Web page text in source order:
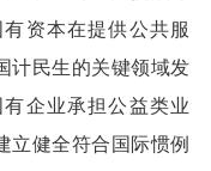
资本在提供公共服
计民生的关键领域发
企业承担公益类业
立健全符合国际惯例